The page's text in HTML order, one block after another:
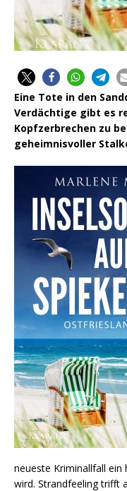
Eine Tote in den
Verdächtige gibt es
Kopfzerbrechen zu
geheimnisvoller
neueste Kriminallfall ein
wird. Strandfeeling trifft